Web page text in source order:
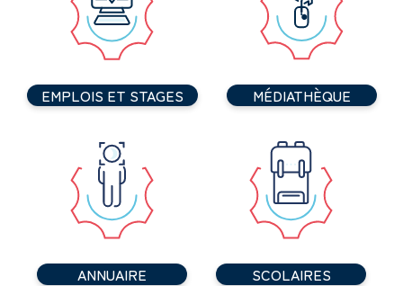
EMPLOIS ET STAGES MÉDIATHÈQUE
ANNUAIRE SCOLAIRES